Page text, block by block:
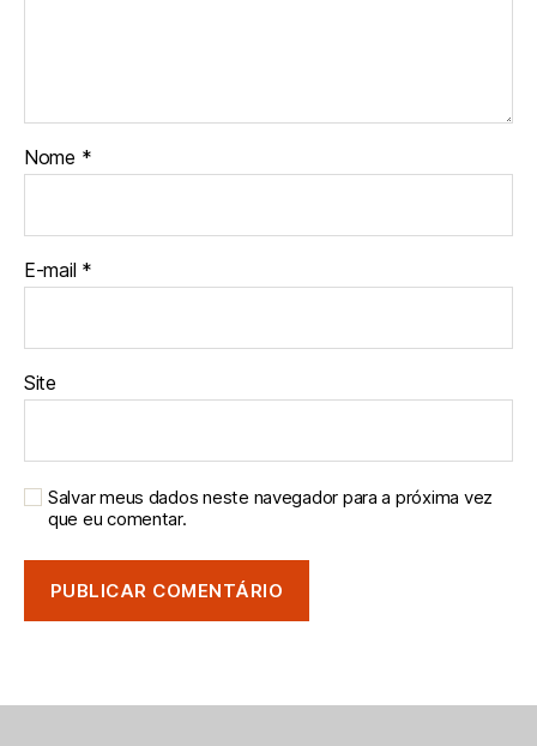
Nome *
E-mail *
Site
Salvar meus dados neste navegador para a próxima vez
que eu comentar.